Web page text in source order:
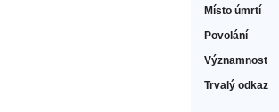
Místo úmrtí
Povolání
Významnost
Trvalý odkaz